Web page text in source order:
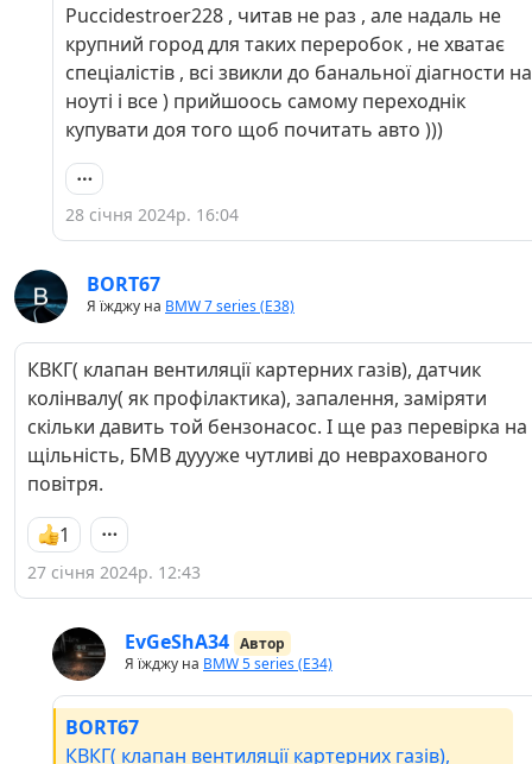
его на ДАД, подсосы будут не страшны, плюс
можно будет прошивать ЛЮБЫЕ датчики
Puccidestroer228 , читав не раз , але надаль не
крупний город для таких переробок , не хватає
спеціалістів , всі звикли до банальної діагности на
ноуті і все ) прийшоось самому переходнік
купувати доя того щоб почитать авто )))
28 січня 2024р. 16:04
BORT67
Я їжджу на BMW 7 series (E38)
КВКГ( клапан вентиляції картерних газів), датчик
колінвалу( як профілактика), запалення, заміряти
скільки давить той бензонасос. І ще раз перевірка на
щільність, БМВ дуууже чутливі до неврахованого
повітря.
1
27 січня 2024р. 12:43
EvGeShA34 Автор
Я їжджу на BMW 5 series (E34)
BORT67
КВКГ( клапан вентиляції картерних газів),